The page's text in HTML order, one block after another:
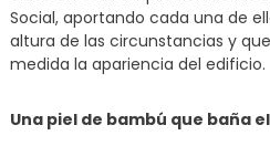
Social, aportando cada una de
altura de las circunstancias y
medida la apariencia del edificio.
Una piel de bambú que baña